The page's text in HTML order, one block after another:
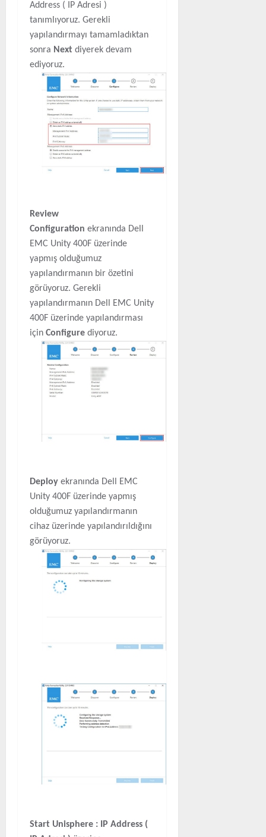
Address ( IP Adresi )
tanımlıyoruz. Gerekli
yapılandırmayı tamamladıktan
sonra Next diyerek devam
ediyoruz.
Review
Configuration ekranında Dell
EMC Unity 400F üzerinde
yapmış olduğumuz
yapılandırmanın bir özetini
görüyoruz. Gerekli
yapılandırmanın Dell EMC Unity
400F üzerinde yapılandırması
için Configure diyoruz.
Deploy ekranında Dell EMC
Unity 400F üzerinde yapmış
olduğumuz yapılandırmanın
cihaz üzerinde yapılandırıldığını
görüyoruz.
Start Unisphere : IP Address (